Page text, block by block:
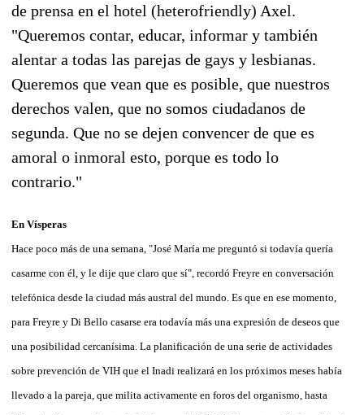
de prensa en el hotel (heterofriendly) Axel.
"Queremos contar, educar, informar y también
alentar a todas las parejas de gays y lesbianas.
Queremos que vean que es posible, que nuestros
derechos valen, que no somos ciudadanos de
segunda. Que no se dejen convencer de que es
amoral o inmoral esto, porque es todo lo
contrario."
En Vísperas
Hace poco más de una semana, "José María me preguntó si todavía quería
casarme con él, y le dije que claro que sí", recordó Freyre en conversación
telefónica desde la ciudad más austral del mundo. Es que en ese momento,
para Freyre y Di Bello casarse era todavía más una expresión de deseos que
una posibilidad cercanísima. La planificación de una serie de actividades
sobre prevención de VIH que el Inadi realizará en los próximos meses había
llevado a la pareja, que milita activamente en foros del organismo, hasta